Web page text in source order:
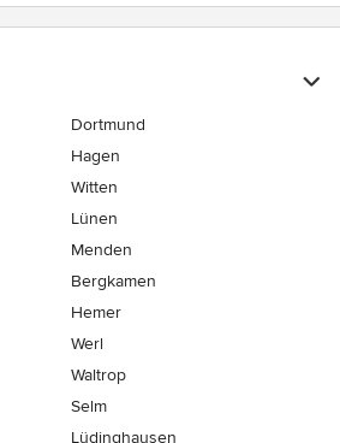
Dortmund
Hagen
Witten
Lünen
Menden
Bergkamen
Hemer
Werl
Waltrop
Selm
Lüdinghausen